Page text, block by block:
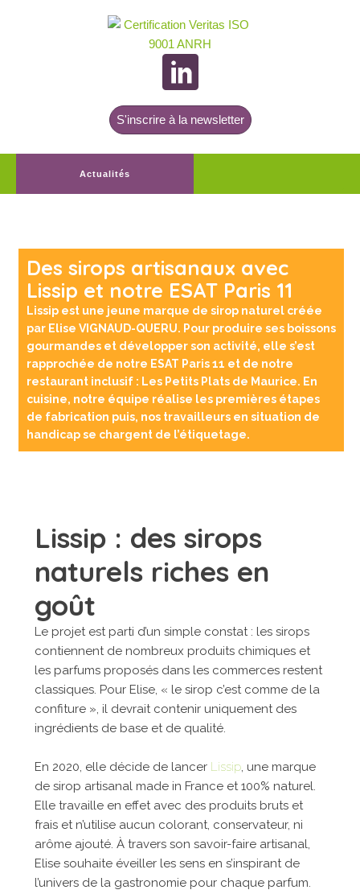
S'inscrire à la newsletter
Actualités
Des sirops artisanaux avec
Lissip et notre ESAT Paris 11
Lissip est une jeune marque de sirop naturel créée
par Elise VIGNAUD-QUERU. Pour produire ses boissons
gourmandes et développer son activité, elle s’est
rapprochée de notre ESAT Paris 11 et de notre
restaurant inclusif : Les Petits Plats de Maurice. En
cuisine, notre équipe réalise les premières étapes
de fabrication puis, nos travailleurs en situation de
handicap se chargent de l’étiquetage.
Lissip : des sirops
naturels riches en
goût
Le projet est parti d’un simple constat : les sirops
contiennent de nombreux produits chimiques et
les parfums proposés dans les commerces restent
classiques. Pour Elise, « le sirop c’est comme de la
confiture », il devrait contenir uniquement des
ingrédients de base et de qualité.
En 2020, elle décide de lancer Lissip, une marque
de sirop artisanal made in France et 100% naturel.
Elle travaille en effet avec des produits bruts et
frais et n’utilise aucun colorant, conservateur, ni
arôme ajouté. À travers son savoir-faire artisanal,
Elise souhaite éveiller les sens en s’inspirant de
l’univers de la gastronomie pour chaque parfum.